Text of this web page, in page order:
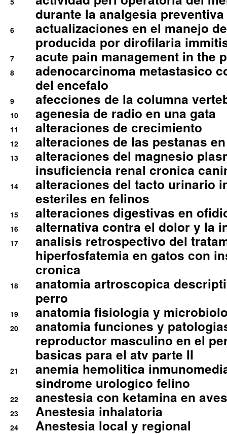
durante la analgesia
6
actualizaciones en el manejo
producida por dirofilaria
7 acute pain management in the
8
adenocarcinoma metastasico
del encefalo
9 afecciones de la columna
10 agenesia de radio en una gata
11 alteraciones de crecimiento
12 alteraciones de las pestanas
13
alteraciones del magnesio
insuficiencia renal cronica
14
alteraciones del tacto urinario
esteriles en felinos
15 alteraciones digestivas en
16 alternativa contra el dolor y la
17
analisis retrospectivo del
hiperfosfatemia en gatos con
cronica
18
anatomia artroscopica
perro
19 anatomia fisiologia y
20
anatomia funciones y
reproductor masculino en el
basicas para el atv parte II
21
anemia hemolitica
sindrome urologico felino
22 anestesia con ketamina en
23 Anestesia inhalatoria
24 Anestesia local y regional